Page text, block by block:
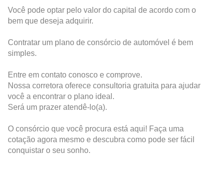
Você pode optar pelo valor do capital de acordo com o
bem que deseja adquirir.
Contratar um plano de consórcio de automóvel é bem
simples.
Entre em contato conosco e comprove.
Nossa corretora oferece consultoria gratuita para ajudar
você a encontrar o plano ideal.
Será um prazer atendê-lo(a).
O consórcio que você procura está aqui! Faça uma
cotação agora mesmo e descubra como pode ser fácil
conquistar o seu sonho.